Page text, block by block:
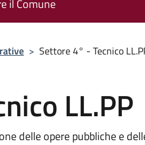
il Comune
> Settore 4° - Tecnico
LL.PP
delle opere pubbliche e